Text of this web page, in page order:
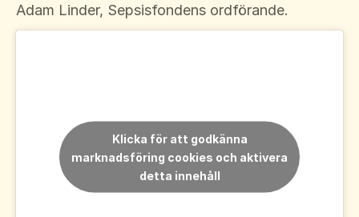
Adam Linder, Sepsisfondens ordförande.
Klicka för att godkänna
marknadsföring cookies och aktivera
detta innehåll